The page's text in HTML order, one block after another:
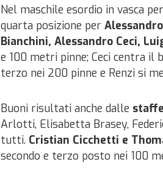
Nel maschile esordio in vasca per
quarta posizione per
Bianchini, Alessandro Ceci,
e 100 metri pinne; Ceci centra il
terzo nei 200 pinne e Renzi si
Buoni risultati anche dalle
Arlotti, Elisabetta Brasey,
tutti. Cristian Cicchetti e
secondo e terzo posto nei 100